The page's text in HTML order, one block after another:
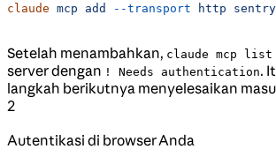
claude mcp add --transport http sentry
Setelah menambahkan, claude mcp list
server dengan ! Needs authentication.
langkah berikutnya menyelesaikan
2
Autentikasi di browser Anda